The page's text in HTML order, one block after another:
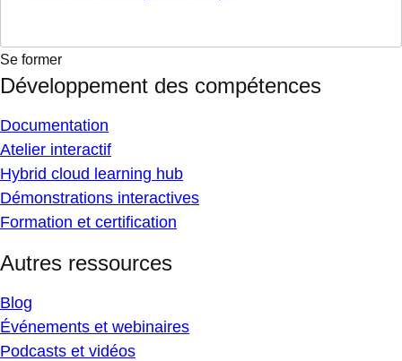
Se former
Développement des compétences
Documentation
Atelier interactif
Hybrid cloud learning hub
Démonstrations interactives
Formation et certification
Autres ressources
Blog
Événements et webinaires
Podcasts et vidéos